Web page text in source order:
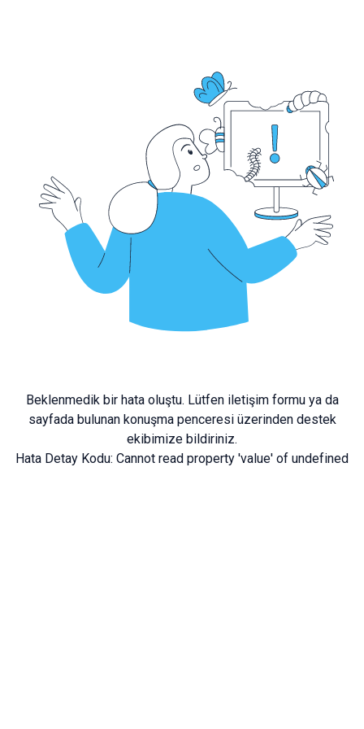
Beklenmedik bir hata oluştu. Lütfen iletişim formu ya da
sayfada bulunan konuşma penceresi üzerinden destek
ekibimize bildiriniz.
Hata Detay Kodu: Cannot read property 'value' of undefined